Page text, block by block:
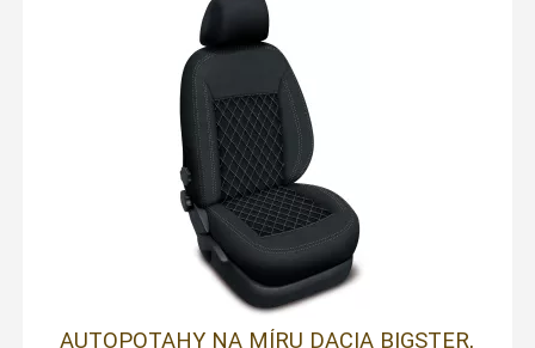
AUTOPOTAHY NA MÍRU DACIA BIGSTER,